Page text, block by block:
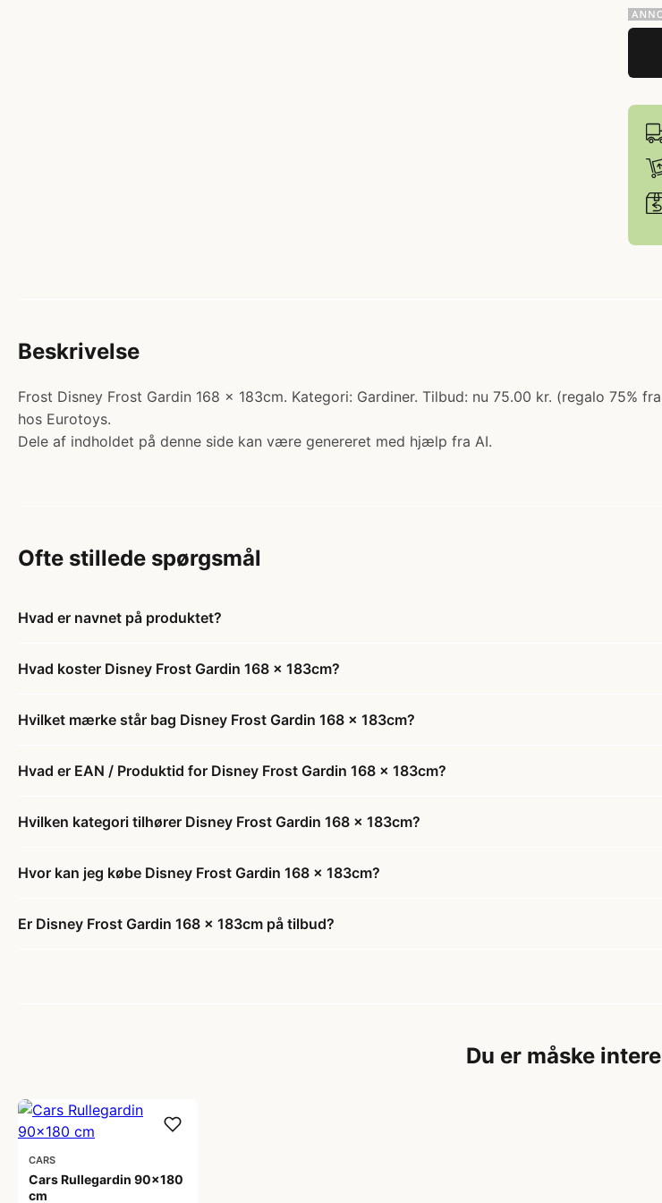
Beskrivelse
Frost Disney Frost Gardin 168 x 183cm. Kategori: Gardiner. Tilbud: nu 75.00 kr. (regalo
hos Eurotoys.
Dele af indholdet på denne side kan være genereret med hjælp fra AI.
Ofte stillede spørgsmål
Hvad er navnet på produktet?
Hvad koster Disney Frost Gardin 168 x 183cm?
Hvilket mærke står bag Disney Frost Gardin 168 x 183cm?
Hvad er EAN / Produktid for Disney Frost Gardin 168 x 183cm?
Hvilken kategori tilhører Disney Frost Gardin 168 x 183cm?
Hvor kan jeg købe Disney Frost Gardin 168 x 183cm?
Er Disney Frost Gardin 168 x 183cm på tilbud?
Du er måske
CARS
Cars Rullegardin 90x180
cm